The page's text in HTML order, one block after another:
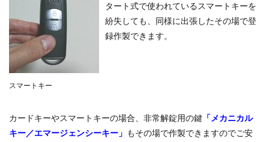
スマートキー
タート式で使われているスマートキーを
紛失しても、同様に出張したその場で登
録作製できます。
カードキーやスマートキーの場合、非常解錠用の鍵 「メカニカル
キー／エマージェンシーキー」 もその場で作製できますのでご安